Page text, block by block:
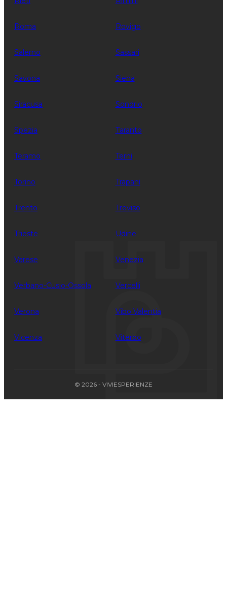
Roma Rovigo
Salerno Sassari
Savona Siena
Siracusa Sondrio
Spezia Taranto
Teramo Terni
Torino Trapani
Trento Treviso
Trieste Udine
Varese Venezia
Verbano-Cusio-Ossola Vercelli
Verona Vibo Valentia
Vicenza Viterbo
© 2026 - VIVIESPERIENZE